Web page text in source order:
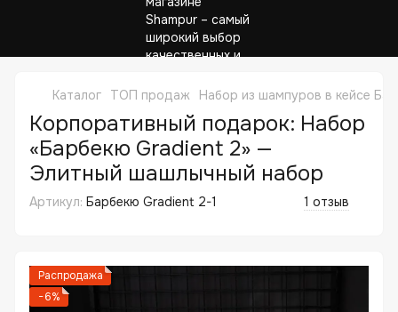
Каталог ТОП продаж Набор из шампуров в кейсе
Корпоративный подарок: Набор
«Барбекю Gradient 2» —
Элитный шашлычный набор
Артикул: Барбекю Gradient 2-1 1 отзыв
Распродажа
−6%